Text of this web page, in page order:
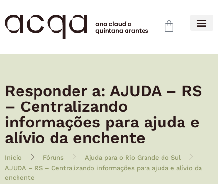
Responder a: AJUDA – RS
– Centralizando
informações para ajuda e
alívio da enchente
Início Fóruns
Ajuda para o Rio Grande do Sul
AJUDA – RS – Centralizando informações para ajuda e alívio da
enchente